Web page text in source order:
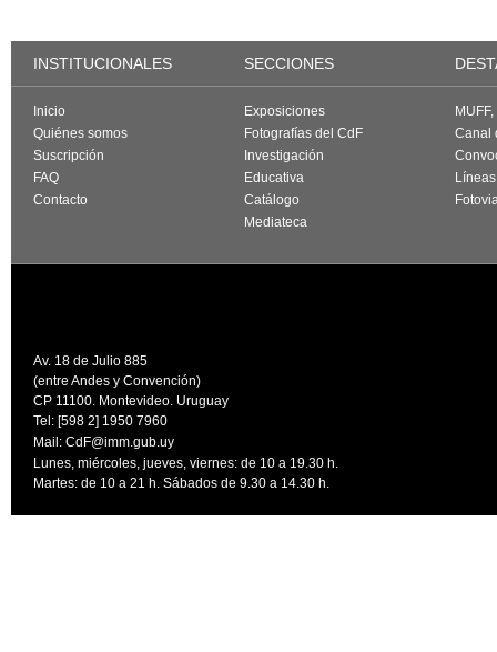
INSTITUCIONALES SECCIONES
Inicio
Quiénes somos
Suscripción
FAQ
Contacto
Exposiciones
Fotografías del CdF
Investigación
Educativa
Catálogo
Mediateca
Canal
Av. 18 de Julio 885
(entre Andes y Convención)
CP 11100. Montevideo. Uruguay
Tel: [598 2] 1950 7960
Mail: CdF@imm.gub.uy
Lunes, miércoles, jueves, viernes: de 10 a 19.30 h.
Martes: de 10 a 21 h. Sábados de 9.30 a 14.30 h.